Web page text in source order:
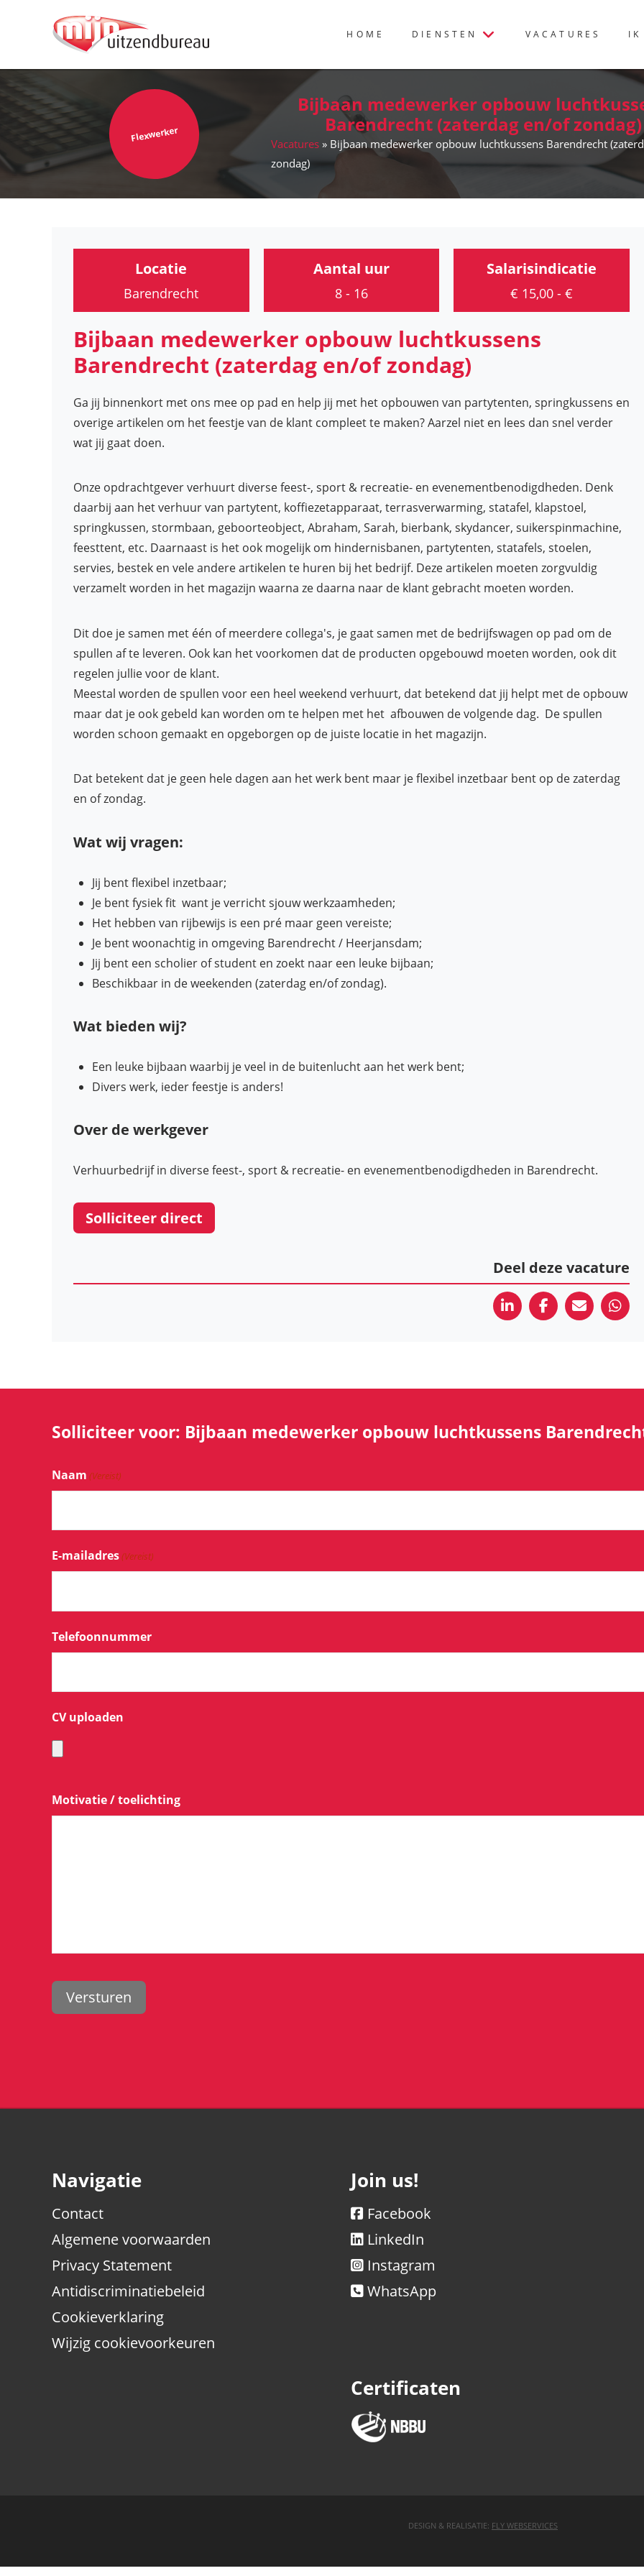
HOME DIENSTEN VACATURES IK
Flexwerker
Bijbaan medewerker opbouw
Barendrecht (zaterdag en/of zondag)
Vacatures » Bijbaan medewerker opbouw luchtkussens Barendrecht
zondag)
Locatie
Barendrecht
Aantal uur
8 - 16
Salarisindicatie
€ 15,00 - €
Bijbaan medewerker opbouw luchtkussens
Barendrecht (zaterdag en/of zondag)
Ga jij binnenkort met ons mee op pad en help jij met het opbouwen van partytenten, springkussens en
overige artikelen om het feestje van de klant compleet te maken? Aarzel niet en lees dan snel verder
wat jij gaat doen.
Onze opdrachtgever verhuurt diverse feest-, sport & recreatie- en evenementbenodigdheden. Denk
daarbij aan het verhuur van partytent, koffiezetapparaat, terrasverwarming, statafel, klapstoel,
springkussen, stormbaan, geboorteobject, Abraham, Sarah, bierbank, skydancer, suikerspinmachine,
feesttent, etc. Daarnaast is het ook mogelijk om hindernisbanen, partytenten, statafels, stoelen,
servies, bestek en vele andere artikelen te huren bij het bedrijf. Deze artikelen moeten zorgvuldig
verzamelt worden in het magazijn waarna ze daarna naar de klant gebracht moeten worden.
Dit doe je samen met één of meerdere collega's, je gaat samen met de bedrijfswagen op pad om de
spullen af te leveren. Ook kan het voorkomen dat de producten opgebouwd moeten worden, ook dit
regelen jullie voor de klant.
Meestal worden de spullen voor een heel weekend verhuurt, dat betekend dat jij helpt met de opbouw
maar dat je ook gebeld kan worden om te helpen met het afbouwen de volgende dag. De spullen
worden schoon gemaakt en opgeborgen op de juiste locatie in het magazijn.
Dat betekent dat je geen hele dagen aan het werk bent maar je flexibel inzetbaar bent op de zaterdag
en of zondag.
Wat wij vragen:
Jij bent flexibel inzetbaar;
Je bent fysiek fit want je verricht sjouw werkzaamheden;
Het hebben van rijbewijs is een pré maar geen vereiste;
Je bent woonachtig in omgeving Barendrecht / Heerjansdam;
Jij bent een scholier of student en zoekt naar een leuke bijbaan;
Beschikbaar in de weekenden (zaterdag en/of zondag).
Wat bieden wij?
Een leuke bijbaan waarbij je veel in de buitenlucht aan het werk bent;
Divers werk, ieder feestje is anders!
Over de werkgever
Verhuurbedrijf in diverse feest-, sport & recreatie- en evenementbenodigdheden in Barendrecht.
Solliciteer direct
Deel deze vacature
Solliciteer voor: Bijbaan medewerker opbouw luchtkussens
Naam (Vereist)
E-mailadres(Vereist)
Telefoonnummer
CV uploaden
Motivatie / toelichting
Navigatie
Contact
Algemene voorwaarden
Privacy Statement
Antidiscriminatiebeleid
Cookieverklaring
Wijzig cookievoorkeuren
Join us!
Facebook
LinkedIn
Instagram
WhatsApp
Certificaten
DESIGN & REALISATIE: FLY WEBSERVICES